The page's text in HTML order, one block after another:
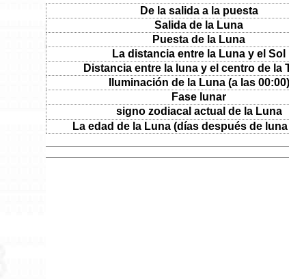
De la salida a la puesta
Salida de la Luna
Puesta de la Luna
La distancia entre la Luna y el Sol
Distancia entre la luna y el centro de la
Iluminación de la Luna (a las 00:00)
Fase lunar
signo zodiacal actual de la Luna
La edad de la Luna (días después de